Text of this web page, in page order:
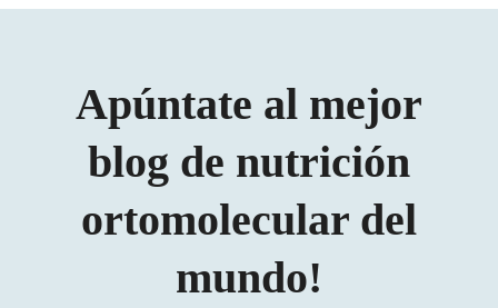
Apúntate al mejor
blog de nutrición
ortomolecular del
mundo!